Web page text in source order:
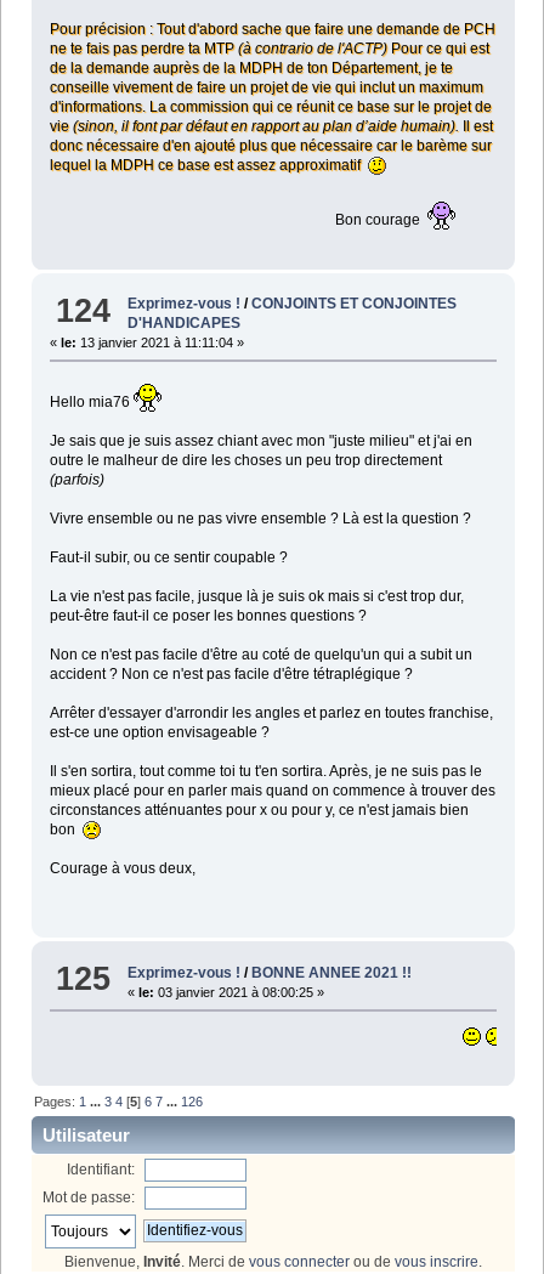
Pour précision : Tout d'abord sache que faire une demande de PCH
ne te fais pas perdre ta MTP(à contrario de l'ACTP)Pour ce qui est
de la demande auprès de la MDPH de ton Département, je te
conseille vivement de faire un projet de vie qui inclut un maximum
d'informations. La commission qui ce réunit ce base sur le projet de
vie(sinon, il font par défaut en rapport au plan d’aide humain). Il est
donc nécessaire d'en ajouté plus que nécessaire car le barème sur
lequel la MDPH ce base est assez approximatif
Bon courage
124 Exprimez-vous ! /CONJOINTS ET CONJOINTES
D'HANDICAPES
« le: 13 janvier 2021 à 11:11:04 »
Hello mia76
Je sais que je suis assez chiant avec mon "juste milieu" et j'ai en
outre le malheur de dire les choses un peu trop directement
(parfois)
Vivre ensemble ou ne pas vivre ensemble ? Là est la question ?
Faut-il subir, ou ce sentir coupable ?
La vie n'est pas facile, jusque là je suis ok mais si c'est trop dur,
peut-être faut-il ce poser les bonnes questions ?
Non ce n'est pas facile d'être au coté de quelqu'un qui a subit un
accident ? Non ce n'est pas facile d'être tétraplégique ?
Arrêter d'essayer d'arrondir les angles et parlez en toutes franchise,
est-ce une option envisageable ?
Il s'en sortira, tout comme toi tu t'en sortira. Après, je ne suis pas le
mieux placé pour en parler mais quand on commence à trouver des
circonstances atténuantes pour x ou pour y, ce n'est jamais bien
bon
Courage à vous deux,
125 Exprimez-vous ! /BONNE ANNEE 2021 !!
«le: 03 janvier 2021 à 08:00:25 »
Que 2021 soit
Pages: 1 ...3 4 [5]6 7 ... 126
Utilisateur
Identifiant:
Mot de passe:
Bienvenue, Invité. Merci de vous connecter ou de vous inscrire.